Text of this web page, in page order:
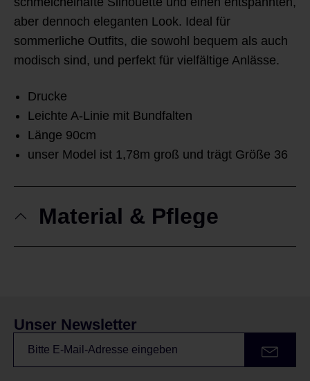
aber dennoch eleganten Look. Ideal für
sommerliche Outfits, die sowohl bequem als auch
modisch sind, und perfekt für vielfältige Anlässe.
Drucke
Leichte A-Linie mit Bundfalten
Länge 90cm
unser Model ist 1,78m groß und trägt Größe 36
Material & Pflege
Unser Newsletter